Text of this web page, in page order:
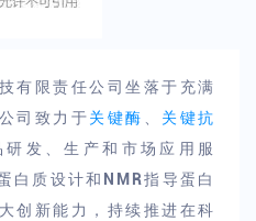
有限责任公司坐落于充满
司致力于关键酶 、 关键抗
研发、生产和市场应用服
白质设计和NMR指导蛋白
创新能力，持续推进在科